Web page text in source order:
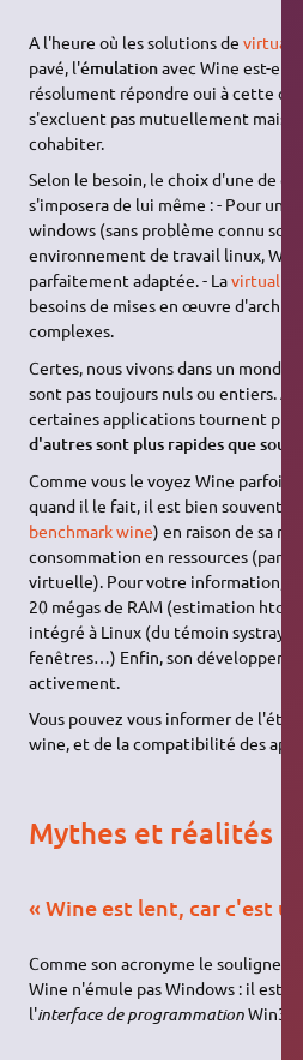
A l'heure où les solutions de
pavé, l'émulationavec Wine est-
résolument répondre oui à cette
s'excluent pas mutuellement mais
cohabiter.
Selon le besoin, le choix d'une de
s'imposera de lui même : - Pour
windows (sans problème connu sous
environnement de travail linux,
parfaitement adaptée. - La
besoins de mises en œuvre
complexes.
Certes, nous vivons dans un monde
sont pas toujours nuls ou entiers.
certaines applications tournent plus
d'autres sont plus rapides que sous
Comme vous le voyez Wine parfois
quand il le fait, il est bien souvent
benchmark wine) en raison de sa
consommation en ressources (par
virtuelle). Pour votre information,
20 mégas de RAM (estimation
intégré à Linux (du témoin systray
fenêtres…) Enfin, son
activement.
Vous pouvez vous informer de l'état
wine, et de la compatibilité des
Mythes et réalités
« Wine est lent, car c'est
Comme son acronyme le souligne,
Wine n'émule pas Windows : il est
l'interface de programmationWin32.